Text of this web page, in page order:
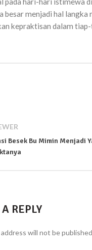
besar menjadi hal
kepraktisan dalam
Besek Bu Mimin Menjadi
REPLY
address will not be